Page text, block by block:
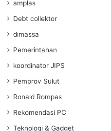
amplas
Debt collektor
dimassa
Pemerintahan
koordinator JIPS
Pemprov Sulut
Ronald Rompas
Rekomendasi PC
Teknologi & Gadget